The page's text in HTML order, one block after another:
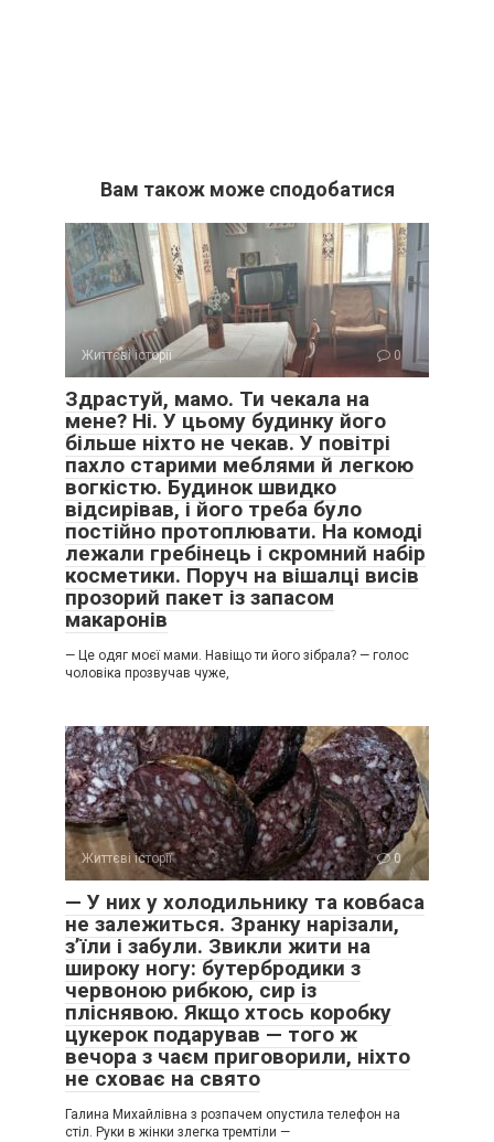
Вам також може сподобатися
Життєві історії 0
Здрастуй, мамо. Ти чекала на
мене? Ні. У цьому будинку його
більше ніхто не чекав. У повітрі
пахло старими меблями й легкою
вогкістю. Будинок швидко
відсирівав, і його треба було
постійно протоплювати. На комоді
лежали гребінець і скромний набір
косметики. Поруч на вішалці висів
прозорий пакет із запасом
макаронів
— Це одяг моєї мами. Навіщо ти його зібрала? — голос
чоловіка прозвучав чуже,
Життєві історії 0
— У них у холодильнику та ковбаса
не залежиться. Зранку нарізали,
з’їли і забули. Звикли жити на
широку ногу: бутербродики з
червоною рибкою, сир із
пліснявою. Якщо хтось коробку
цукерок подарував — того ж
вечора з чаєм приговорили, ніхто
не сховає на свято
Галина Михайлівна з розпачем опустила телефон на
стіл. Руки в жінки злегка тремтіли —